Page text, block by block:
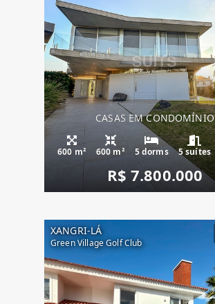
CASAS EM CONDOMÍNIO
600 m² 600 m² 5 dorms 5 suítes
R$ 7.800.000
XANGRI-LÁ
Green Village Golf Club